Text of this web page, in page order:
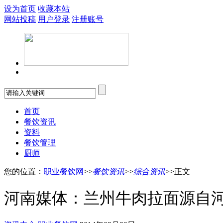
设为首页 收藏本站
网站投稿 用户登录 注册账号
首页
餐饮资讯
资料
餐饮管理
厨师
您的位置： 职业餐饮网>>餐饮资讯>>综合资讯>>正文
河南媒体：兰州牛肉拉面源自